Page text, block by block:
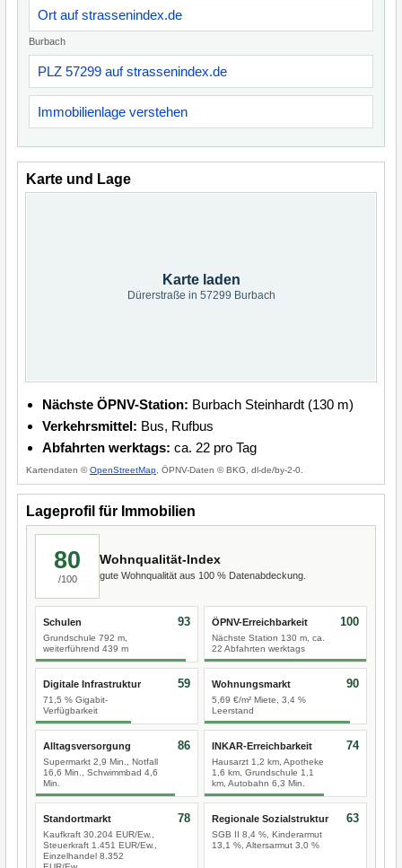
Ort auf strassenindex.de
Burbach
PLZ 57299 auf strassenindex.de
Immobilienlage verstehen
Karte und Lage
Karte laden
Dürerstraße in 57299 Burbach
Nächste ÖPNV-Station: Burbach Steinhardt (130 m)
Verkehrsmittel: Bus, Rufbus
Abfahrten werktags: ca. 22 pro Tag
Kartendaten ©OpenStreetMap , ÖPNV-Daten © BKG, dl-de/by-2-0.
Lageprofil für Immobilien
80
/100
Wohnqualität-Index
gute Wohnqualität aus 100 % Datenabdeckung.
Schulen
Grundschule 792 m,
weiterführend 439 m
93 ÖPNV-Erreichbarkeit
Nächste Station 130 m, ca.
22 Abfahrten werktags
100
Digitale Infrastruktur
71,5 % Gigabit-
Verfügbarkeit
59 Wohnungsmarkt
5,69 €/m² Miete, 3,4 %
Leerstand
90
Alltagsversorgung
Supermarkt 2,9 Min., Notfall
16,6 Min., Schwimmbad 4,6
Min.
86 INKAR-Erreichbarkeit
Hausarzt 1,2 km, Apotheke
1,6 km, Grundschule 1,1
km, Autobahn 6,3 Min.
74
Standortmarkt
Kaufkraft 30.204 EUR/Ew.,
Steuerkraft 1.451 EUR/Ew.,
Einzelhandel 8.352
78 Regionale Sozialstruktur
SGB II 8,4 %, Kinderarmut
13,1 %, Altersarmut 3,0 %
63